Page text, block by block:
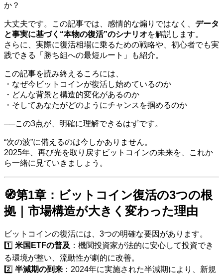
か？
大丈夫です。この記事では、感情的な煽りではなく、 データ
と事実に基づく“本物の復活”のシナリオを解説します。
さらに、実際に復活相場に乗るための戦略や、初心者でも実
践できる「勝ち組への最短ルート」も紹介。
この記事を読み終えるころには、
・なぜ今ビットコインが復活し始めているのか
・どんな背景と構造的変化があるのか
・そしてあなたがどのようにチャンスを掴めるのか
──この3点が、明確に理解できるはずです。
“次の波”に備えるのは今しかありません。
2025年、再び光を取り戻すビットコインの未来を、これか
ら一緒に見ていきましょう。
🧭第1章：ビットコイン復活の3つの根
拠｜市場構造が大きく変わった理由
ビットコインの復活には、3つの明確な要因があります。
1️⃣ 米国ETFの普及 ：機関投資家が法的に安心して投資でき
る環境が整い、流動性が劇的に改善。
2️⃣ 半減期の到来 ：2024年に実施された半減期により、新規